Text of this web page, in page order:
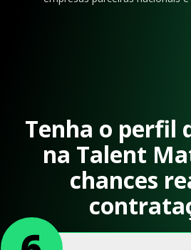
Tenha o perfil
na Talent
chances